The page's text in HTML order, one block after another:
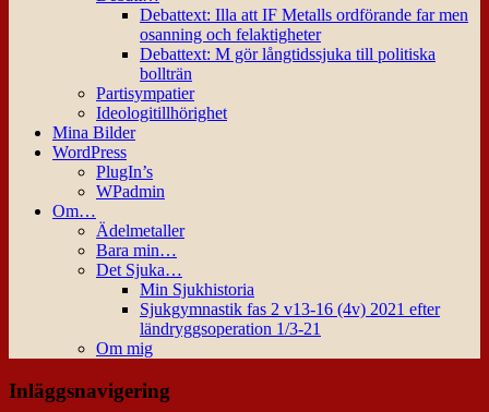
Debattext: Illa att IF Metalls ordförande far men
osanning och felaktigheter
Debattext: M gör långtidssjuka till politiska
bollträn
Partisympatier
Ideologitillhörighet
Mina Bilder
WordPress
PlugIn’s
WPadmin
Om…
Ädelmetaller
Bara min…
Det Sjuka…
Min Sjukhistoria
Sjukgymnastik fas 2 v13-16 (4v) 2021 efter
ländryggsoperation 1/3-21
Om mig
Inläggsnavigering